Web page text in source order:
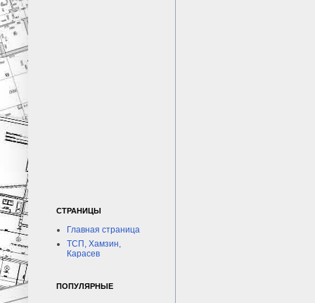
СТРАНИЦЫ
Главная страница
ТСП, Хамзин,
Карасев
ПОПУЛЯРНЫЕ